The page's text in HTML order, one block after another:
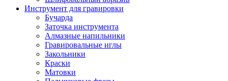
Инструмент для гравировки
Бучарда
Заточка инструмента
Алмазные напильники
Гравировальные иглы
Закольники
Краски
Матовки